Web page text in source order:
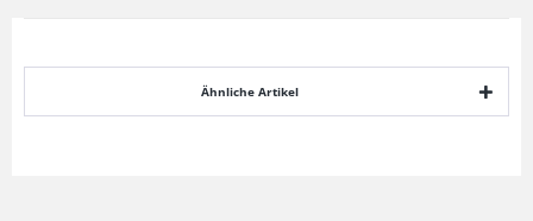
Ähnliche Artikel